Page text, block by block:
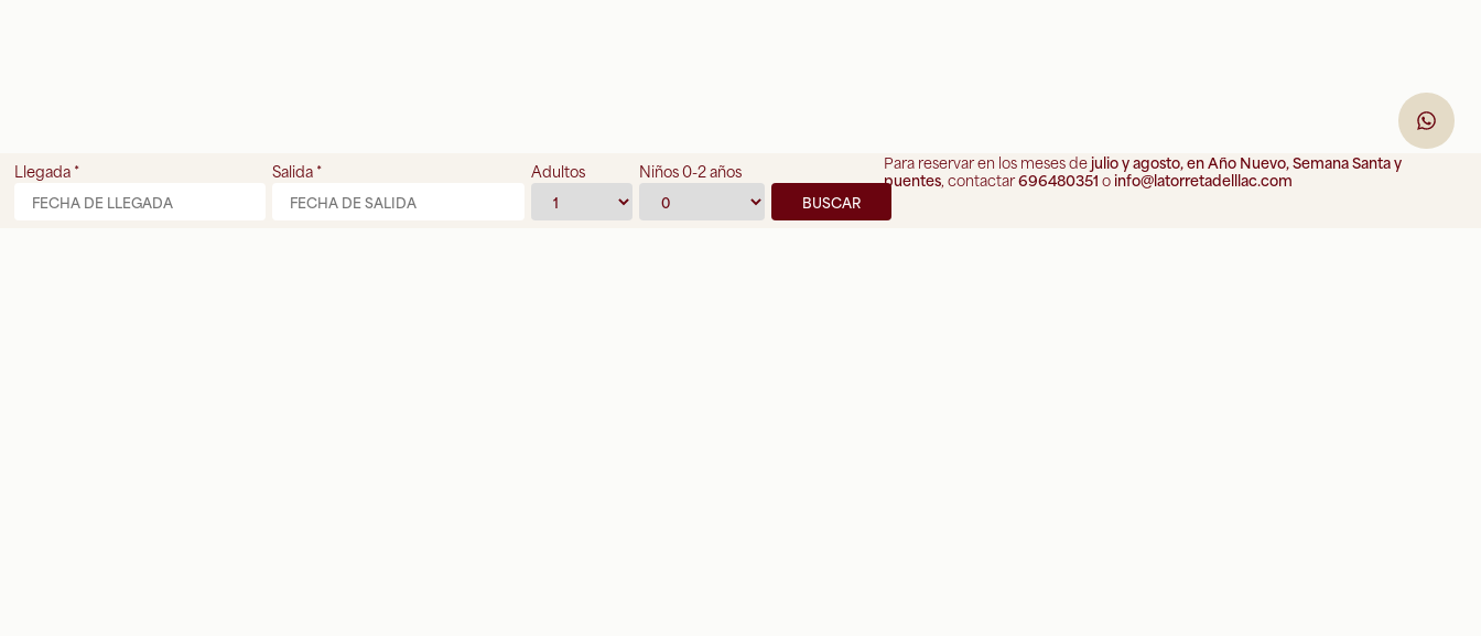
Llegada* Salida* Adultos Niños 0-2 años Para reservar en los meses dejulio y agosto, en Año Nuevo, Semana Santa y
puentes, contactar696480351oinfo@latorretadelllac.com